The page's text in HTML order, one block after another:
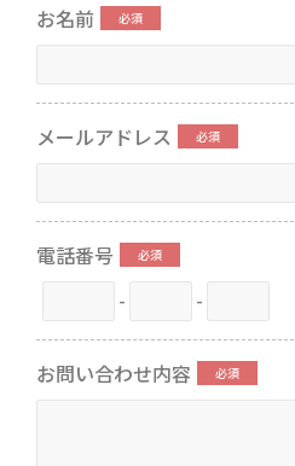
お名前
メールアドレス
電話番号
- -
お問い合わせ内容